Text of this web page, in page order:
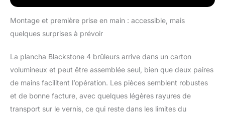
Montage et première prise en main : accessible, mais
quelques surprises à prévoir
La plancha Blackstone 4 brûleurs arrive dans un carton
volumineux et peut être assemblée seul, bien que deux paires
de mains facilitent l’opération. Les pièces semblent robustes
et de bonne facture, avec quelques légères rayures de
transport sur le vernis, ce qui reste dans les limites du